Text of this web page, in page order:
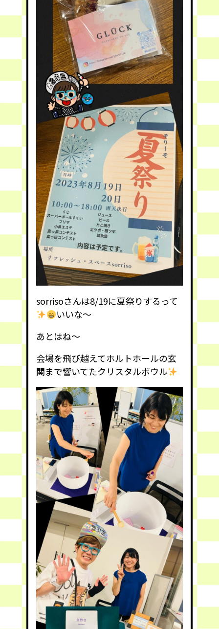
sorrisoさんは8/19に夏祭りするって
いいな〜
あとはね〜
会場を飛び越えてホルトホールの玄
関まで響いてたクリスタルボウル